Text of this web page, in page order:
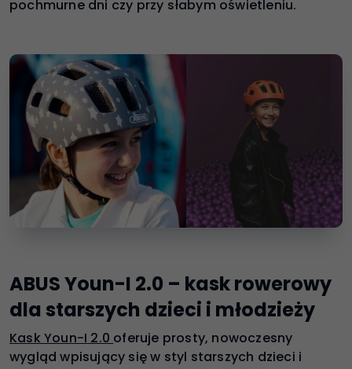
pochmurne dni czy przy słabym oświetleniu.
ABUS Youn-I 2.0 – kask rowerowy
dla starszych dzieci i młodzieży
Kask Youn-I 2.0 oferuje prosty, nowoczesny
wygląd wpisujący się w styl starszych dzieci i